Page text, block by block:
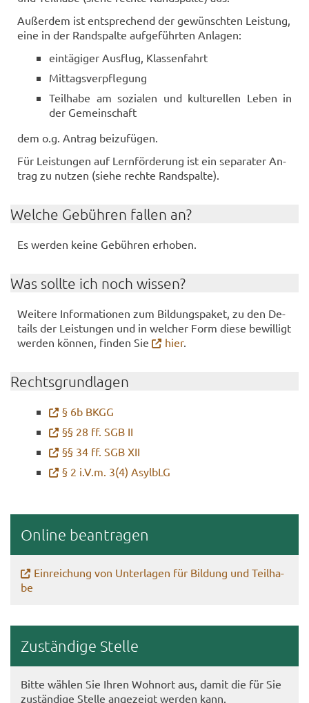
Au­ßer­dem ist ent­spre­chend der ge­wünsch­ten Leis­tung,
eine in der Rand­spal­te auf­ge­führ­ten An­la­gen:
ein­tä­gi­ger Aus­flug, Klas­sen­fahrt
Mit­tags­ver­pfle­gung
Teil­ha­be am so­zia­len und kul­tu­rel­len Leben in
der Ge­mein­schaft
dem o.g. An­trag bei­zu­fü­gen.
Für Leis­tun­gen auf Lern­för­de­rung ist ein se­pa­ra­ter An­
trag zu nut­zen (siehe rech­te Rand­spal­te).
Wel­che Ge­büh­ren fal­len an?
Es wer­den keine Ge­büh­ren er­ho­ben.
Was soll­te ich noch wis­sen?
Wei­te­re In­for­ma­tio­nen zum Bil­dungs­pa­ket, zu den De­
tails der Leis­tun­gen und in wel­cher Form diese be­wil­ligt
wer­den kön­nen, fin­den Sie
hier.
Rechts­grund­la­gen
§ 6b BKGG
§§ 28 ff. SGB II
§§ 34 ff. SGB XII
§ 2 i.V.m. 3(4) Asyl­bLG
On­line be­an­tra­gen
Ein­rei­chung von Un­ter­la­gen für Bil­dung und Teil­ha­
be
Zu­stän­di­ge Stel­le
Bitte wäh­len Sie Ihren Wohn­ort aus, damit die für Sie
zu­stän­di­ge Stel­le an­ge­zeigt wer­den kann.